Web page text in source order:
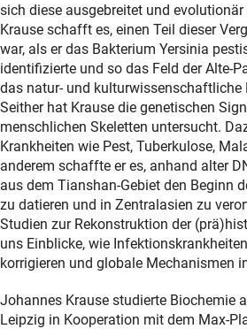
sich diese ausgebreitet und
Krause schafft es, einen Teil dieser
war, als er das Bakterium Yersinia
identifizierte und so das Feld der Alte-
das natur- und
Seither hat Krause die genetischen
menschlichen Skeletten untersucht.
Krankheiten wie Pest, Tuberkulose,
anderem schaffte er es, anhand alter
aus dem Tianshan-Gebiet den Beginn
zu datieren und in Zentralasien zu
Studien zur Rekonstruktion der
uns Einblicke, wie
korrigieren und globale Mechanismen
Johannes Krause studierte Biochemie
Leipzig in Kooperation mit dem Max-